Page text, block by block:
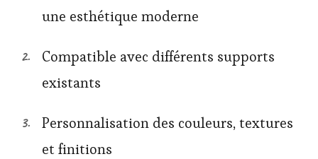
une esthétique moderne
Compatible avec différents supports
existants
Personnalisation des couleurs, textures
et finitions